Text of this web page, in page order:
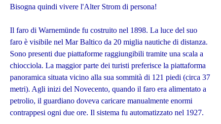
Bisogna quindi vivere l'Alter Strom di persona!
Il faro di Warnemünde fu costruito nel 1898. La luce del suo
faro è visibile nel Mar Baltico da 20 miglia nautiche di distanza.
Sono presenti due piattaforme raggiungibili tramite una scala a
chiocciola. La maggior parte dei turisti preferisce la piattaforma
panoramica situata vicino alla sua sommità di 121 piedi (circa 37
metri). Agli inizi del Novecento, quando il faro era alimentato a
petrolio, il guardiano doveva caricare manualmente enormi
contrappesi ogni due ore. Il sistema fu automatizzato nel 1927.